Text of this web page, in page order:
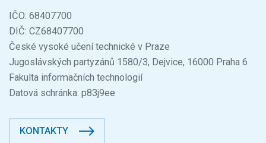
IČO: 68407700
DIČ: CZ68407700
České vysoké učení technické v Praze
Jugoslávských partyzánů 1580/3, Dejvice, 16000 Praha 6
Fakulta informačních technologií
Datová schránka: p83j9ee
KONTAKTY